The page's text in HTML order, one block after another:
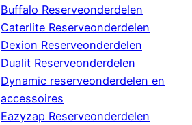
Buffalo Reserveonderdelen
Caterlite Reserveonderdelen
Dexion Reserveonderdelen
Dualit Reserveonderdelen
Dynamic reserveonderdelen en
accessoires
Eazyzap Reserveonderdelen